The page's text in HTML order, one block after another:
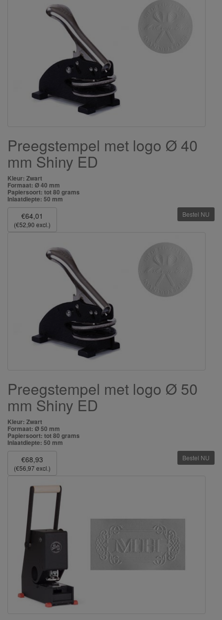
Preegstempel met logo Ø 40
mm Shiny ED
Kleur: Zwart
Formaat: Ø 40 mm
Papiersoort: tot 80 grams
Inlaatdiepte: 50 mm
€64,01
(€52,90 excl.)
Bestel NU
Preegstempel met logo Ø 50
mm Shiny ED
Kleur: Zwart
Formaat: Ø 50 mm
Papiersoort: tot 80 grams
Inlaatdiepte: 50 mm
€68,93
(€56,97 excl.)
Bestel NU